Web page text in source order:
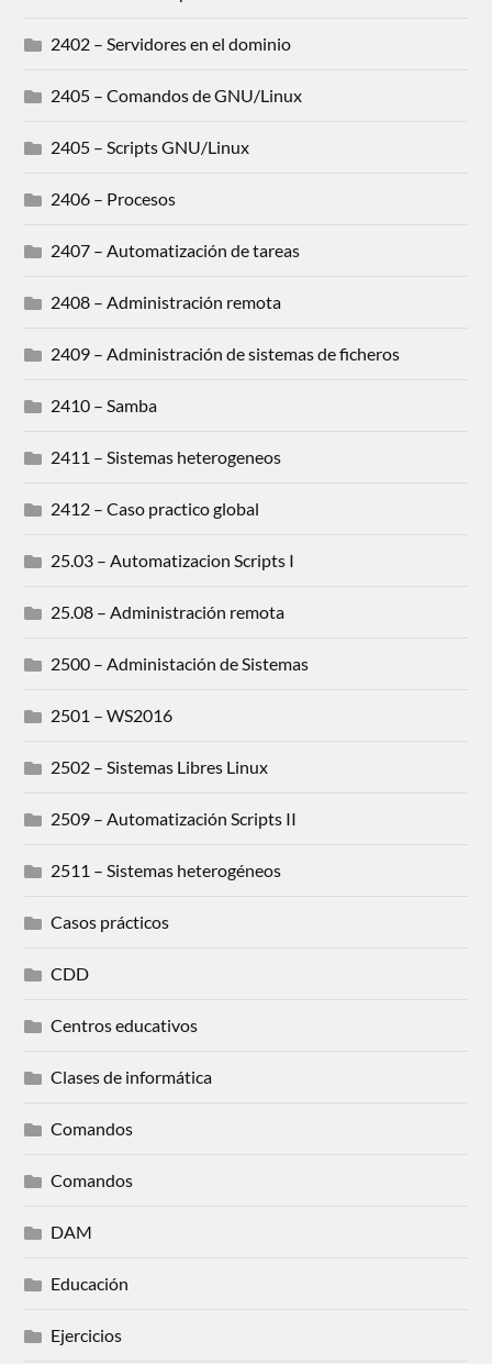
2402 – Servidores en el dominio
2405 – Comandos de GNU/Linux
2405 – Scripts GNU/Linux
2406 – Procesos
2407 – Automatización de tareas
2408 – Administración remota
2409 – Administración de sistemas de ficheros
2410 – Samba
2411 – Sistemas heterogeneos
2412 – Caso practico global
25.03 – Automatizacion Scripts I
25.08 – Administración remota
2500 – Administación de Sistemas
2501 – WS2016
2502 – Sistemas Libres Linux
2509 – Automatización Scripts II
2511 – Sistemas heterogéneos
Casos prácticos
CDD
Centros educativos
Clases de informática
Comandos
Comandos
DAM
Educación
Ejercicios